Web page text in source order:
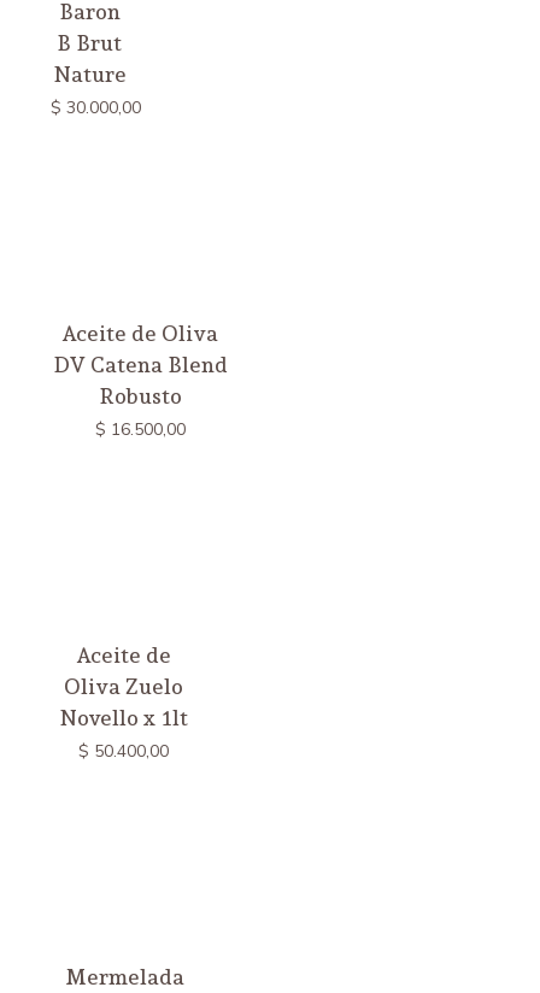
Baron
B Brut
Nature
$ 30.000,00
Aceite de Oliva
DV Catena Blend
Robusto
$ 16.500,00
Aceite de
Oliva Zuelo
Novello x 1lt
$ 50.400,00
Mermelada